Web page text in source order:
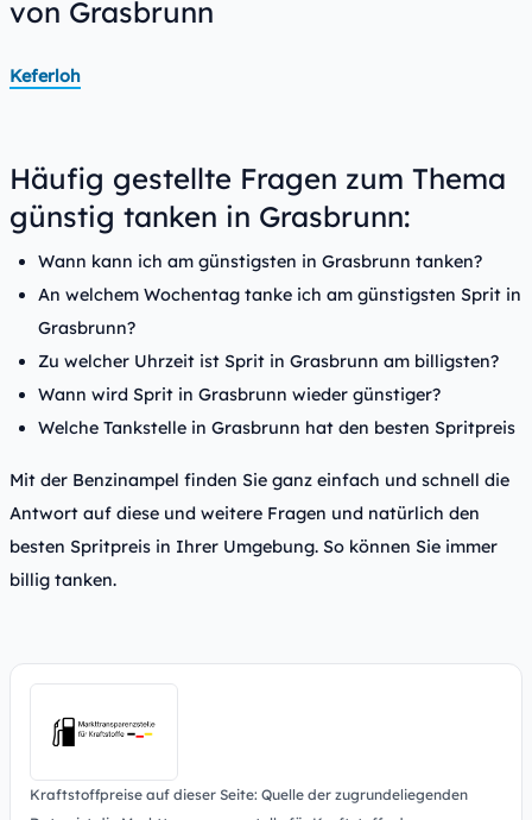
von Grasbrunn
Keferloh
Häufig gestellte Fragen zum Thema
günstig tanken in Grasbrunn:
Wann kann ich am günstigsten in Grasbrunn tanken?
An welchem Wochentag tanke ich am günstigsten Sprit in
Grasbrunn?
Zu welcher Uhrzeit ist Sprit in Grasbrunn am billigsten?
Wann wird Sprit in Grasbrunn wieder günstiger?
Welche Tankstelle in Grasbrunn hat den besten Spritpreis
Mit der Benzinampel finden Sie ganz einfach und schnell die
Antwort auf diese und weitere Fragen und natürlich den
besten Spritpreis in Ihrer Umgebung. So können Sie immer
billig tanken.
Kraftstoffpreise auf dieser Seite: Quelle der zugrundeliegenden